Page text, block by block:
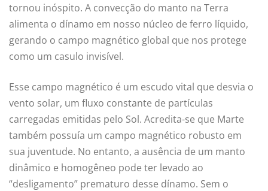
tornou inóspito. A convecção do manto na Terra
alimenta o dínamo em nosso núcleo de ferro líquido,
gerando o campo magnético global que nos protege
como um casulo invisível.
Esse campo magnético é um escudo vital que desvia o
vento solar, um fluxo constante de partículas
carregadas emitidas pelo Sol. Acredita-se que Marte
também possuía um campo magnético robusto em
sua juventude. No entanto, a ausência de um manto
dinâmico e homogêneo pode ter levado ao
“desligamento” prematuro desse dínamo. Sem o